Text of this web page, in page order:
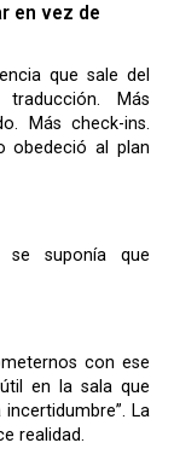
en vez de
Más
Más check-ins.
obedeció al plan
en la sala que
La
realidad.